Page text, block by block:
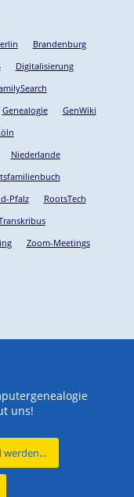
Brandenburg
Digitalisierung
Genealogie
GenWiki
Niederlande
Pfalz
RootsTech
Zoom-Meetings
uns!
werden...